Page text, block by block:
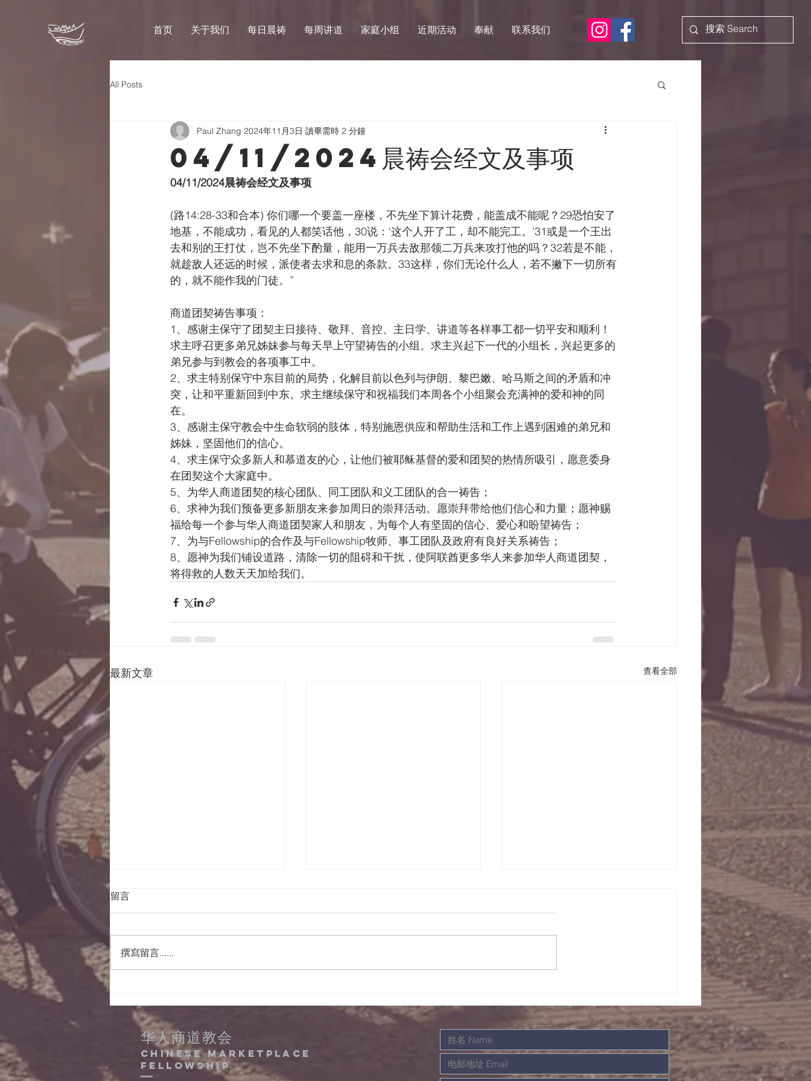
首页 关于我们 每日晨祷 每周讲道 家庭小组 近期活动 奉献 联系我们
All Posts
04/11/2024晨祷会经文及事项
Paul Zhang 2024年11月3日 讀畢需時 2 分鐘
04/11/2024晨祷会经文及事项
(路14:28-33和合本) 你们哪一个要盖一座楼，不先坐下算计花费，能盖成不能呢？29恐怕安了
地基，不能成功，看见的人都笑话他，30说：‘这个人开了工，却不能完工。’31或是一个王出
去和别的王打仗，岂不先坐下酌量，能用一万兵去敌那领二万兵来攻打他的吗？32若是不能，
就趁敌人还远的时候，派使者去求和息的条款。33这样，你们无论什么人，若不撇下一切所有
的，就不能作我的门徒。”
商道团契祷告事项：
1、感谢主保守了团契主日接待、敬拜、音控、主日学、讲道等各样事工都一切平安和顺利！
求主呼召更多弟兄姊妹参与每天早上守望祷告的小组。求主兴起下一代的小组长，兴起更多的
弟兄参与到教会的各项事工中。
2、求主特别保守中东目前的局势，化解目前以色列与伊朗、黎巴嫩、哈马斯之间的矛盾和冲
突，让和平重新回到中东。求主继续保守和祝福我们本周各个小组聚会充满神的爱和神的同
在。
3、感谢主保守教会中生命软弱的肢体，特别施恩供应和帮助生活和工作上遇到困难的弟兄和
姊妹，坚固他们的信心。
4、求主保守众多新人和慕道友的心，让他们被耶稣基督的爱和团契的热情所吸引，愿意委身
在团契这个大家庭中。
5、为华人商道团契的核心团队、同工团队和义工团队的合一祷告；
6、求神为我们预备更多新朋友来参加周日的崇拜活动。愿崇拜带给他们信心和力量；愿神赐
福给每一个参与华人商道团契家人和朋友，为每个人有坚固的信心、爱心和盼望祷告；
7、为与Fellowship的合作及与Fellowship牧师、事工团队及政府有良好关系祷告；
8、愿神为我们铺设道路，清除一切的阻碍和干扰，使阿联酋更多华人来参加华人商道团契，
将得救的人数天天加给我们。
最新文章 查看全部
文及事项
文及事项
文及事项
留言
撰寫留言......
华人商道教会
Chinese Marketplace
Fellowship